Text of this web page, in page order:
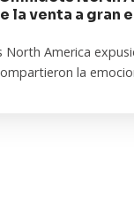
la venta a gran
America
la